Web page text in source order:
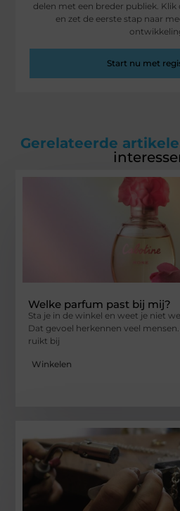
delen met een breder publiek. Klik
en zet de eerste stap naar
Start nu met
Gerelateerde
Welke parfum past bij mij?
Sta je in de winkel en weet je niet
Dat gevoel herkennen veel
ruikt bij
Winkelen